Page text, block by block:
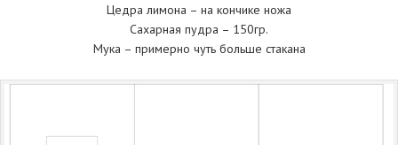
Цедра лимона – на кончике ножа
Сахарная пудра – 150гр.
Мука – примерно чуть больше стакана